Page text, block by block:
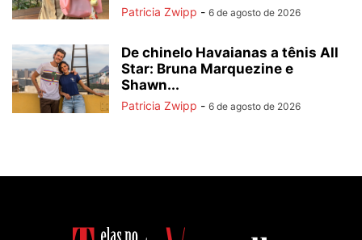
Patricia Zwipp - 6 de agosto de 2026
De chinelo Havaianas a tênis All
Star: Bruna Marquezine e
Shawn...
Patricia Zwipp - 6 de agosto de 2026